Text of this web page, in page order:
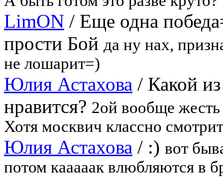
LimON / Еще одна
прости Бой да ну нах,
не лошарит=)
Юлия Астахова / Какой
нравится? 2ой вообще жесть
Хотя москвич классно
Юлия Астахова / :) вот
потом кааааак влюбляются в